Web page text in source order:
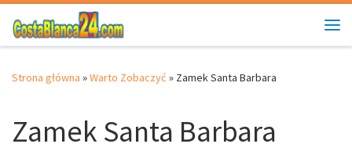
Przejdź do treści
Strona główna »Warto Zobaczyć » Zamek Santa Barbara
Zamek Santa Barbara